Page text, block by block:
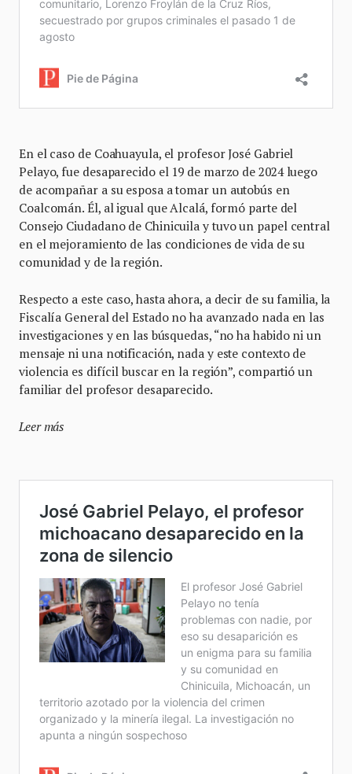
En el caso de Coahuayula, el profesor José Gabriel
Pelayo, fue desaparecido el 19 de marzo de 2024 luego
de acompañar a su esposa a tomar un autobús en
Coalcomán. Él, al igual que Alcalá, formó parte del
Consejo Ciudadano de Chinicuila y tuvo un papel central
en el mejoramiento de las condiciones de vida de su
comunidad y de la región.
Respecto a este caso, hasta ahora, a decir de su familia, la
Fiscalía General del Estado no ha avanzado nada en las
investigaciones y en las búsquedas, “no ha habido ni un
mensaje ni una notificación, nada y este contexto de
violencia es difícil buscar en la región”, compartió un
familiar del profesor desaparecido.
Leer más